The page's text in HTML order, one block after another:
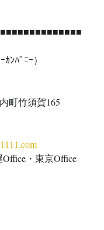
ﾝﾊﾟﾆｰ）
町竹須賀165
屋Office・東京Office